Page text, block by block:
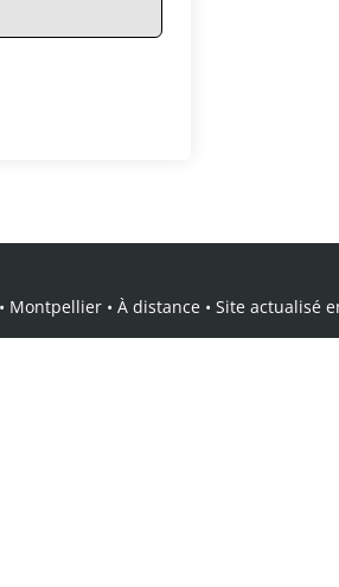
Montpellier • À distance • Site actualisé